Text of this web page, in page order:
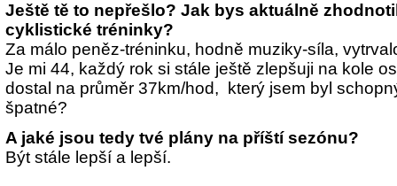
Ještě tě to nepřešlo? Jak bys aktuálně
cyklistické tréninky?
Za málo peněz-tréninku, hodně muziky-síla,
Je mi 44, každý rok si stále ještě zlepšuji na kole
dostal na průměr 37km/hod, který jsem byl
špatné?
A jaké jsou tedy tvé plány na příští sezónu?
Být stále lepší a lepší.